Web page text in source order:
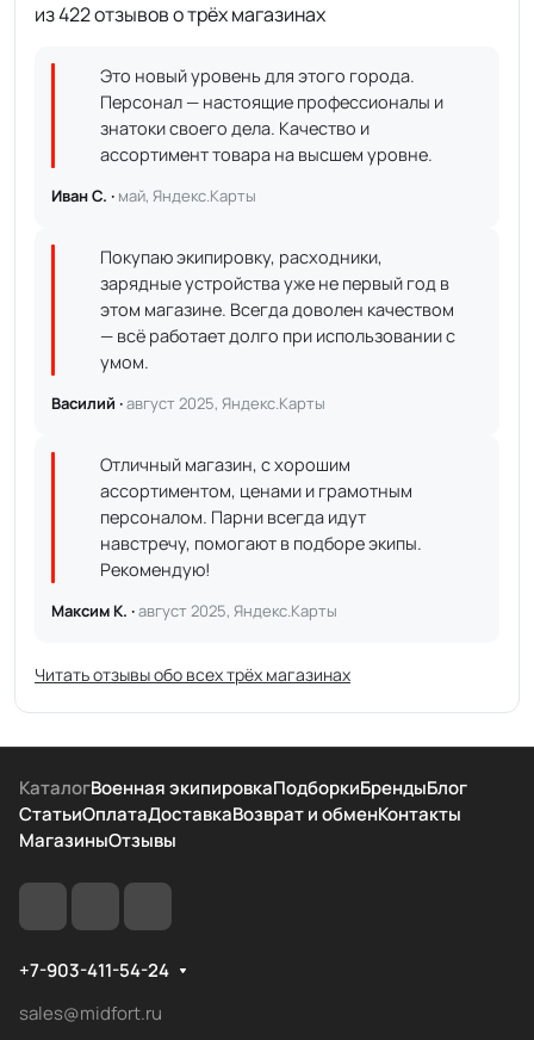
из 422 отзывов о трёх магазинах
Это новый уровень для этого города.
Персонал — настоящие профессионалы и
знатоки своего дела. Качество и
ассортимент товара на высшем уровне.
Иван С. · май, Яндекс.Карты
Покупаю экипировку, расходники,
зарядные устройства уже не первый год в
этом магазине. Всегда доволен качеством
— всё работает долго при использовании с
умом.
Василий ·август 2025, Яндекс.Карты
Отличный магазин, с хорошим
ассортиментом, ценами и грамотным
персоналом. Парни всегда идут
навстречу, помогают в подборе экипы.
Рекомендую!
Максим К. ·август 2025, Яндекс.Карты
Читать отзывы обо всех трёх магазинах
КаталогВоенная экипировкаПодборкиБрендыБлог
СтатьиОплатаДоставкаВозврат и обменКонтакты
МагазиныОтзывы
+7-903-411-54-24
sales@midfort.ru